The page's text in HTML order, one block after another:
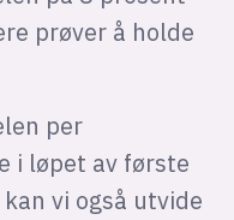
prøver å holde
per
i løpet av første
vi også utvide